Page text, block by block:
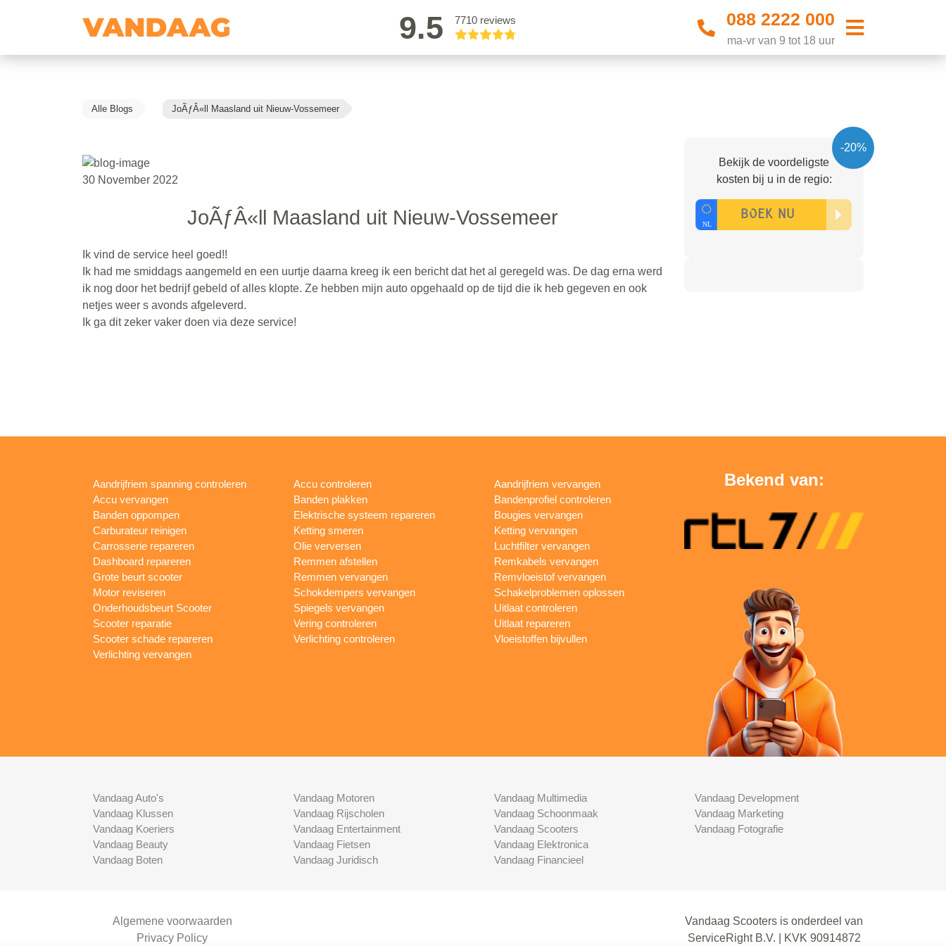
9.5 7710 reviews 088 2222 000
ma-vr van 9 tot 18 uur
Alle Blogs JoÃƒÂ«ll Maasland uit Nieuw-Vossemeer
30 November 2022
JoÃƒÂ«ll Maasland uit Nieuw-Vossemeer
Ik vind de service heel goed!!
Ik had me smiddags aangemeld en een uurtje daarna kreeg ik een bericht dat het al geregeld was. De dag erna werd
ik nog door het bedrijf gebeld of alles klopte. Ze hebben mijn auto opgehaald op de tijd die ik heb gegeven en ook
netjes weer s avonds afgeleverd.
Ik ga dit zeker vaker doen via deze service!
-20%
Bekijk de voordeligste
kosten bij u in de regio:
Aandrijfriem spanning controleren
Accu vervangen
Banden oppompen
Carburateur reinigen
Carrosserie repareren
Dashboard repareren
Grote beurt scooter
Motor reviseren
Onderhoudsbeurt Scooter
Scooter reparatie
Scooter schade repareren
Verlichting vervangen
Accu controleren
Banden plakken
Elektrische systeem repareren
Ketting smeren
Olie verversen
Remmen afstellen
Remmen vervangen
Schokdempers vervangen
Spiegels vervangen
Vering controleren
Verlichting controleren
Aandrijfriem vervangen
Bandenprofiel controleren
Bougies vervangen
Ketting vervangen
Luchtfilter vervangen
Remkabels vervangen
Remvloeistof vervangen
Schakelproblemen oplossen
Uitlaat controleren
Uitlaat repareren
Vloeistoffen bijvullen
Bekend van:
Vandaag Auto's
Vandaag Klussen
Vandaag Koeriers
Vandaag Beauty
Vandaag Boten
Vandaag Motoren
Vandaag Rijscholen
Vandaag Entertainment
Vandaag Fietsen
Vandaag Juridisch
Vandaag Multimedia
Vandaag Schoonmaak
Vandaag Scooters
Vandaag Elektronica
Vandaag Financieel
Vandaag Development
Vandaag Marketing
Vandaag Fotografie
Algemene voorwaarden
Privacy Policy
Vandaag Scooters is onderdeel van
ServiceRight B.V. | KVK 90914872